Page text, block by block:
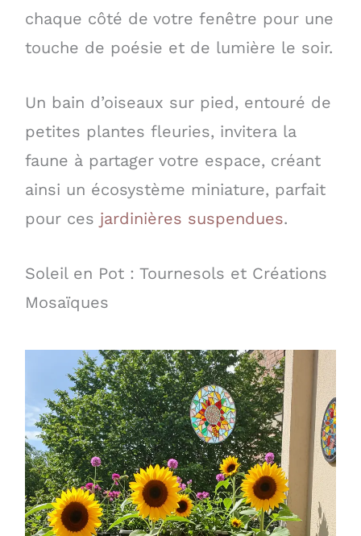
chaque côté de votre fenêtre pour une
touche de poésie et de lumière le soir.
Un bain d’oiseaux sur pied, entouré de
petites plantes fleuries, invitera la
faune à partager votre espace, créant
ainsi un écosystème miniature, parfait
pour ces jardinières suspendues.
Soleil en Pot : Tournesols et Créations
Mosaïques